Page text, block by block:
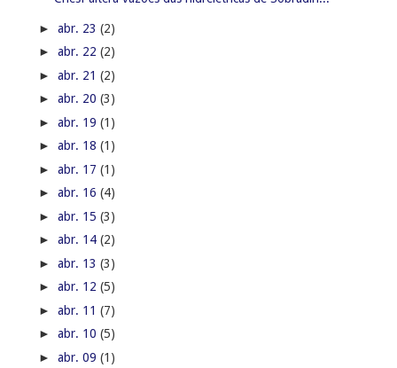
► abr. 23 (2)
► abr. 22 (2)
► abr. 21 (2)
► abr. 20 (3)
► abr. 19 (1)
► abr. 18 (1)
► abr. 17 (1)
► abr. 16 (4)
► abr. 15 (3)
► abr. 14 (2)
► abr. 13 (3)
► abr. 12 (5)
► abr. 11 (7)
► abr. 10 (5)
► abr. 09 (1)